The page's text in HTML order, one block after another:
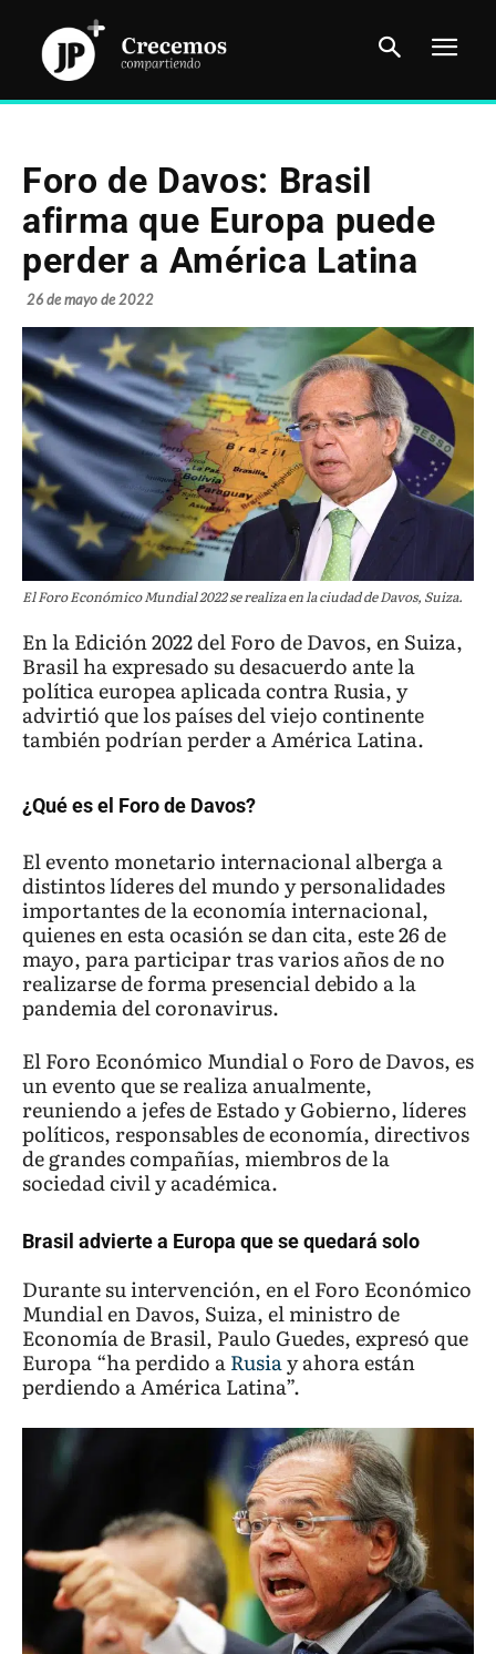
Foro de Davos: Brasil
afirma que Europa puede
perder a América Latina
26 de mayo de 2022
El Foro Económico Mundial 2022 se realiza en la ciudad de Davos, Suiza.
En la Edición 2022 del Foro de Davos, en Suiza,
Brasil ha expresado su desacuerdo ante la
política europea aplicada contra Rusia, y
advirtió que los países del viejo continente
también podrían perder a América Latina.
¿Qué es el Foro de Davos?
El evento monetario internacional alberga a
distintos líderes del mundo y personalidades
importantes de la economía internacional,
quienes en esta ocasión se dan cita, este 26 de
mayo, para participar tras varios años de no
realizarse de forma presencial debido a la
pandemia del coronavirus.
El Foro Económico Mundial o Foro de Davos, es
un evento que se realiza anualmente,
reuniendo a jefes de Estado y Gobierno, líderes
políticos, responsables de economía, directivos
de grandes compañías, miembros de la
sociedad civil y académica.
Brasil advierte a Europa que se quedará solo
Durante su intervención, en el Foro Económico
Mundial en Davos, Suiza, el ministro de
Economía de Brasil, Paulo Guedes, expresó que
Europa “ha perdido aRusiay ahora están
perdiendo a América Latina”.